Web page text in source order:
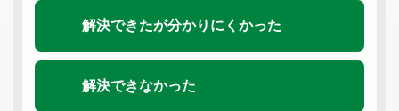
解決できたが分かりにくかった
解決できなかった